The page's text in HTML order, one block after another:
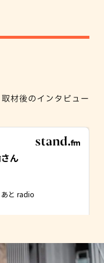
材後のインタビュー